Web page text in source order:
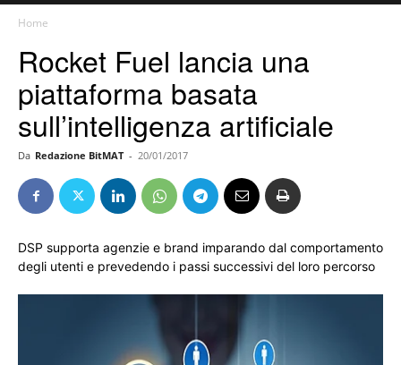
Home
Rocket Fuel lancia una
piattaforma basata
sull’intelligenza artificiale
Da Redazione BitMAT - 20/01/2017
DSP supporta agenzie e brand imparando dal comportamento
degli utenti e prevedendo i passi successivi del loro percorso